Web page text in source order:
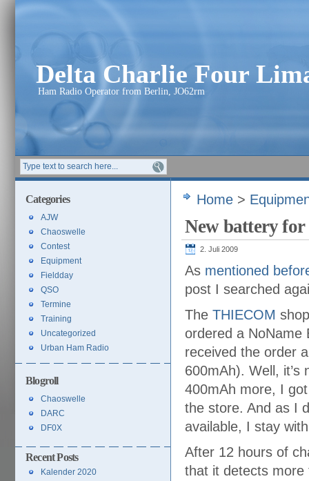
Delta Charlie Four
Ham Radio Operator from Berlin, JO62rm
Home >
New battery
2. Juli 2009
As mentioned
post I searched
The THIECOM
ordered a NoName
received the order
600mAh). Well,
400mAh more, I
the store. And as I
available, I stay
After 12 hours of
that it detects more
Categories
AJW
Chaoswelle
Contest
Equipment
Fieldday
QSO
Termine
Training
Uncategorized
Urban Ham Radio
Blogroll
Chaoswelle
DARC
DF0X
Recent Posts
Kalender 2020